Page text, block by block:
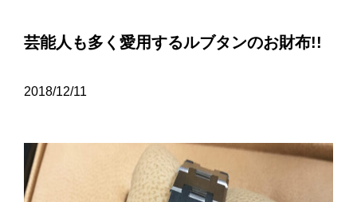
芸能人も多く愛用するルブタンのお財布!!
2018/12/11